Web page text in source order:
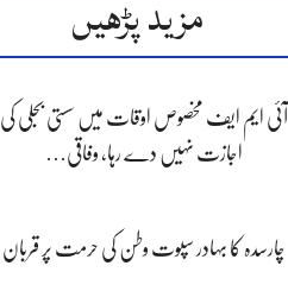
مزید پڑھیں
آئی ایم ایف مخصوص اوقات میں سستی بجلی کی
اجازت نہیں دے رہا، وفاقی…
چارسدہ کا بہادر سپوت وطن کی حرمت پر قربان